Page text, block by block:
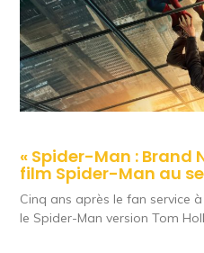
« Spider-Man : Brand
film Spider-Man au
Cinq ans après le fan service
le Spider-Man version Tom